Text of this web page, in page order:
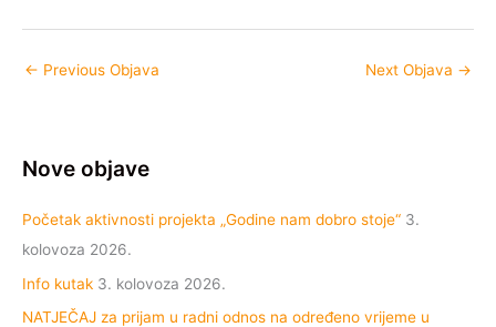
← Previous Objava Next Objava →
Nove objave
Početak aktivnosti projekta „Godine nam dobro stoje“ 3.
kolovoza 2026.
Info kutak 3. kolovoza 2026.
NATJEČAJ za prijam u radni odnos na određeno vrijeme u